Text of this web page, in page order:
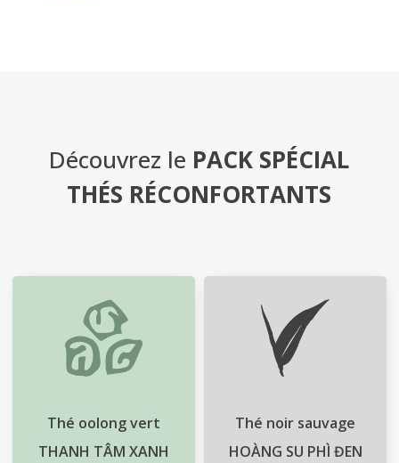
Contact
Découvrez le PACK SPÉCIAL
THÉS RÉCONFORTANTS
Thé oolong vert
THANH TÂM XANH
Thé noir sauvage
HOÀNG SU PHÌ ĐEN